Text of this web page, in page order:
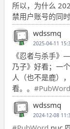
所以，为什么
禁用户账号的同
wdssmq
2025-04-11
《忍者与杀手
乃子》好看；一
人（也不是鹿）
看。。 #PubWord
wdssmq
2024-12-08